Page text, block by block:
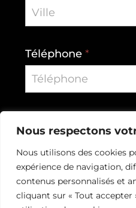
Nous respectons
Nous utilisons des cookies
expérience de navigation,
contenus personnalisés et
cliquant sur « Tout accepter
Téléphone*
Continuer